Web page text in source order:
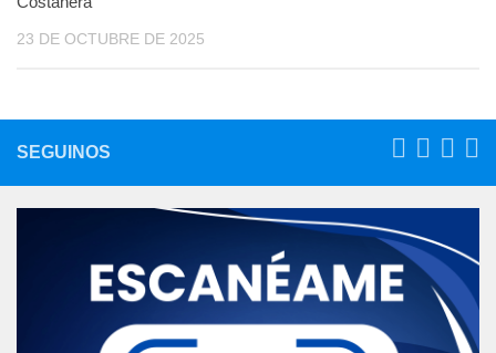
23 DE OCTUBRE DE 2025
SEGUINOS